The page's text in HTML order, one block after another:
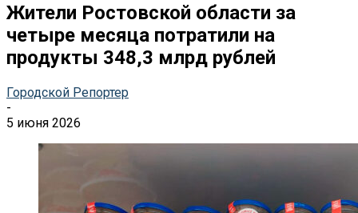
Жители Ростовской области за
четыре месяца потратили на
продукты 348,3 млрд рублей
Городской Репортер
-
5 июня 2026